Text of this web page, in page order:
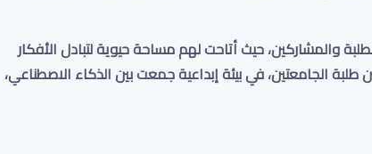
والمشاركين، حيث أتاحت لهم مساحة حيوية لتبادل الأفكار
الجامعتين، في بيئة إبداعية جمعت بين الذكاء الاصطناعي،